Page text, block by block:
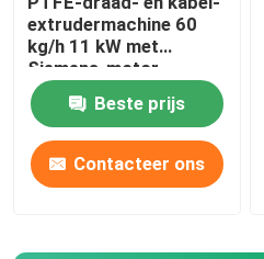
extrudermachine 60
kg/h 11 kW met
Siemens-motor
Beste prijs
Contacteer ons